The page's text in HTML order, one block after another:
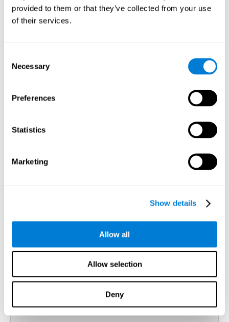
provided to them or that they’ve collected from your use
of their services.
Selection
Necessary
Preferences
Statistics
Marketing
Show details
Allow all
Allow selection
Deny
Atención
función de la relevancia de los estímulos internos y externos.
Tener la atención en un buen estado es necesario para otros
procesos de mayor nivel, como la memoria o la planificación. La
partes de todo nuestro cerebro: desde el tronco encefálico o la
corteza parietal, hasta la corteza prefrontal. No obstante, parece
ser que el hemisferio derecho tiene un papel predominante en el
alerta, atender a estímulos de nuestro interés en presencia de
distractores, concentrarnos durante largos periodos de tiempo,
alternar nuestra atención entre diferentes actividades o dividir
Este tipo de atención es el que nos permite detectar
Atención Dividida
diferentes estímulos o tareas al mismo tiempo, y así, dar
atención dividida es un tipo de atención simultánea que
nos permite procesar diferentes fuentes de información y
ejecutar con éxito más de una tarea a la vez.